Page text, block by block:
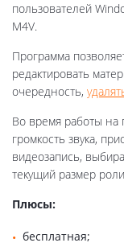
пользователей
M4V.
Программа
редактировать
очередность,
Во время работы на
громкость звука,
видеозапись,
текущий размер
Плюсы:
бесплатная;